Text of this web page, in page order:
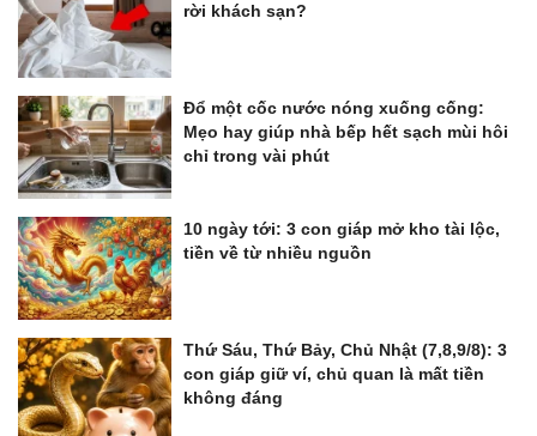
rời khách sạn?
Đổ một cốc nước nóng xuống cống:
Mẹo hay giúp nhà bếp hết sạch mùi hôi
chỉ trong vài phút
10 ngày tới: 3 con giáp mở kho tài lộc,
tiền về từ nhiều nguồn
Thứ Sáu, Thứ Bảy, Chủ Nhật (7,8,9/8): 3
con giáp giữ ví, chủ quan là mất tiền
không đáng